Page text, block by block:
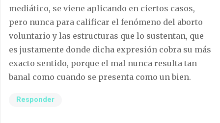
mediático, se viene aplicando en ciertos casos,
pero nunca para calificar el fenómeno del aborto
voluntario y las estructuras que lo sustentan, que
es justamente donde dicha expresión cobra su más
exacto sentido, porque el mal nunca resulta tan
banal como cuando se presenta como un bien.
Responder